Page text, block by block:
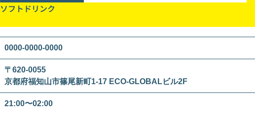
ソフトドリンク
0000-0000-0000
〒620-0055
京都府福知山市篠尾新町1-17 ECO-GLOBALビル2F
21:00〜02:00